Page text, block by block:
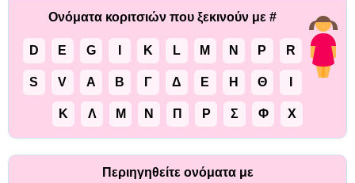
Ονόματα κοριτσιών που ξεκινούν με #
D E G K L M N P R
S V Α Β Γ Δ Ε Η Θ
Κ Λ Μ Ν Π Ρ Σ Φ Χ
Περιηγηθείτε ονόματα με